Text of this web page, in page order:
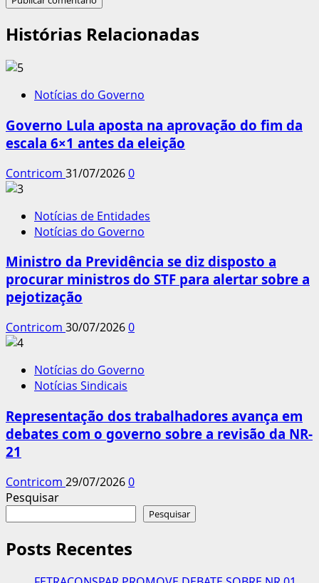
Histórias Relacionadas
Notícias do Governo
Governo Lula aposta na aprovação do fim da
escala 6×1 antes da eleição
Contricom 31/07/20260
Notícias de Entidades
Notícias do Governo
Ministro da Previdência se diz disposto a
procurar ministros do STF para alertar sobre a
pejotização
Contricom 30/07/20260
Notícias do Governo
Notícias Sindicais
Representação dos trabalhadores avança em
debates com o governo sobre a revisão da NR-
21
Contricom 29/07/20260
Pesquisar
Pesquisar
Posts Recentes